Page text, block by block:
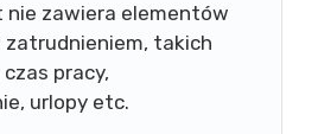
zawiera elementów
zatrudnieniem, takich
pracy,
urlopy etc.